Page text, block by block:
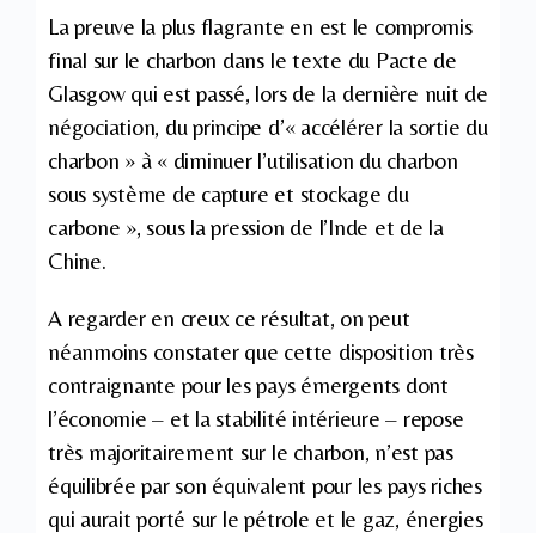
La preuve la plus flagrante en est le compromis
final sur le charbon dans le texte du Pacte de
Glasgow qui est passé, lors de la dernière nuit de
négociation, du principe d’« accélérer la sortie du
charbon » à « diminuer l’utilisation du charbon
sous système de capture et stockage du
carbone », sous la pression de l’Inde et de la
Chine.
A regarder en creux ce résultat, on peut
néanmoins constater que cette disposition très
contraignante pour les pays émergents dont
l’économie – et la stabilité intérieure – repose
très majoritairement sur le charbon, n’est pas
équilibrée par son équivalent pour les pays riches
qui aurait porté sur le pétrole et le gaz, énergies